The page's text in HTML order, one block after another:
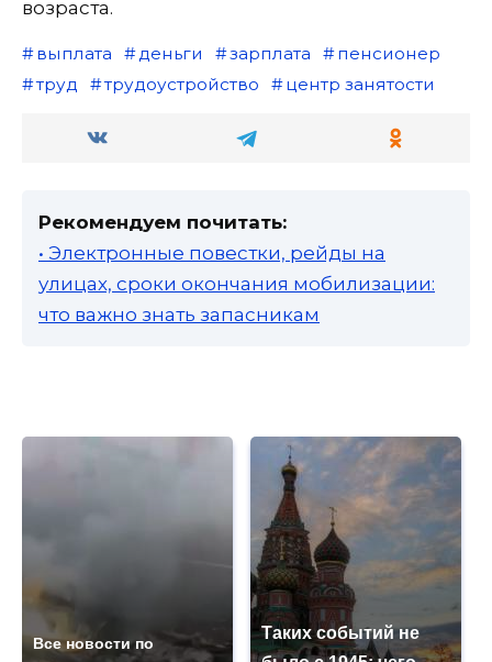
возраста.
выплата деньги зарплата
пенсионер
труд
трудоустройство центр занятости
Рекомендуем почитать:
• Электронные повестки, рейды на
улицах, сроки окончания мобилизации:
что важно знать запасникам
Все новости по
Таких событий не